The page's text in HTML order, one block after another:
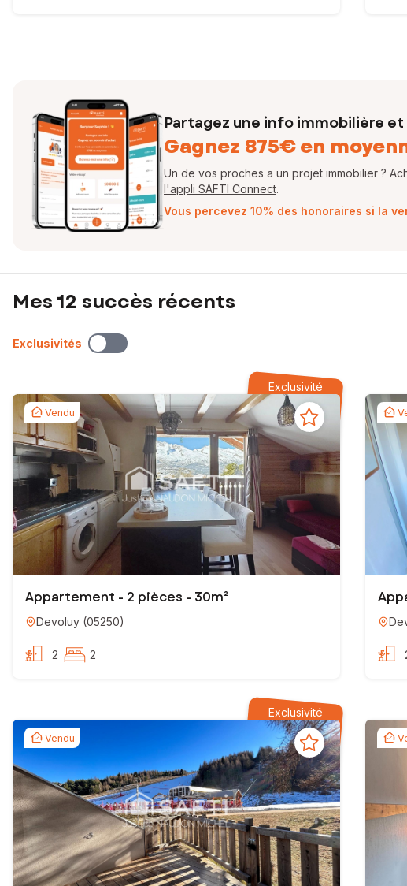
Partagez une info immobilière et
Gagnez 875€ en
Un de vos proches a un projet immobilier ?
l'appli SAFTI Connect.
Vous percevez 10% des honoraires si la
Mes 12 succès récents
Exclusivités
Exclusivité
Vendu
Appartement - 2 pièces - 30m²
Devoluy (05250)
2 2
Exclusivité
Vendu